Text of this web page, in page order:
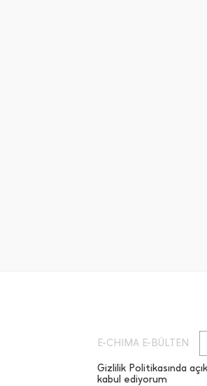
E-CHIMA E-BÜLTEN
Gizlilik Politikasında
kabul ediyorum